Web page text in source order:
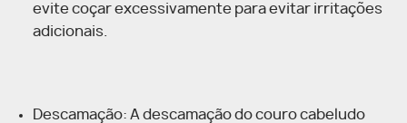
evite coçar excessivamente para evitar irritações
adicionais.
Descamação: A descamação do couro cabeludo